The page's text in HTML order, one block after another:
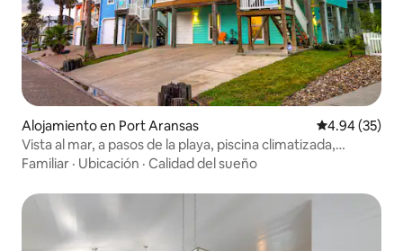
Alojamiento en Port Aransas Calificación
4.94 (35)
Vista al mar, a pasos de la playa, piscina climatizada,
terrazas
Familiar · Ubicación · Calidad del sueño